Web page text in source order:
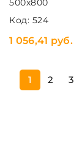
500х800
Код: 524
1 056,41 руб.
1 2 3